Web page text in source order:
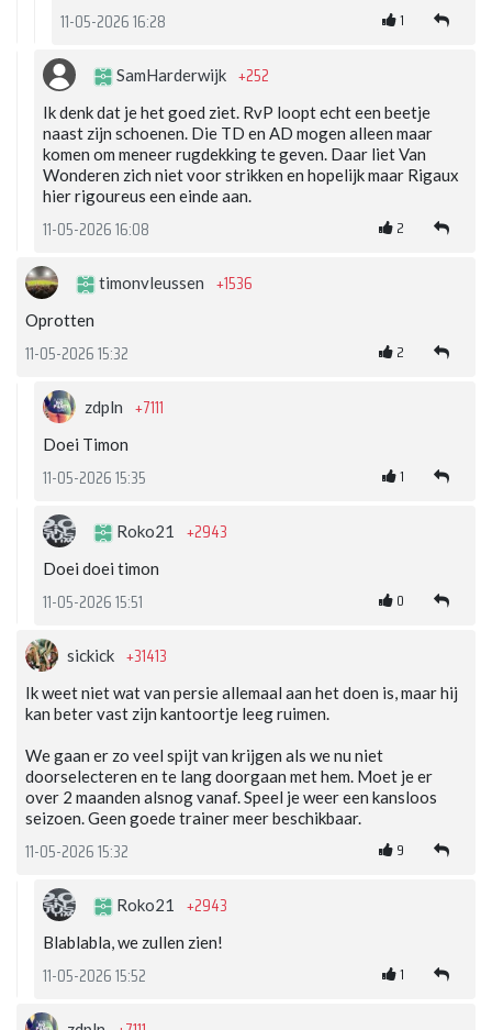
11-05-2026 16:28 1
SamHarderwijk +252
Ik denk dat je het goed ziet. RvP loopt echt een beetje
naast zijn schoenen. Die TD en AD mogen alleen maar
komen om meneer rugdekking te geven. Daar liet Van
Wonderen zich niet voor strikken en hopelijk maar Rigaux
hier rigoureus een einde aan.
11-05-2026 16:08 2
timonvleussen +1536
Oprotten
11-05-2026 15:32 2
zdpln +7111
Doei Timon
11-05-2026 15:35 1
Roko21 +2943
Doei doei timon
11-05-2026 15:51 0
sickick +31413
Ik weet niet wat van persie allemaal aan het doen is, maar hij
kan beter vast zijn kantoortje leeg ruimen.
We gaan er zo veel spijt van krijgen als we nu niet
doorselecteren en te lang doorgaan met hem. Moet je er
over 2 maanden alsnog vanaf. Speel je weer een kansloos
seizoen. Geen goede trainer meer beschikbaar.
11-05-2026 15:32 9
Roko21 +2943
Blablabla, we zullen zien!
11-05-2026 15:52 1